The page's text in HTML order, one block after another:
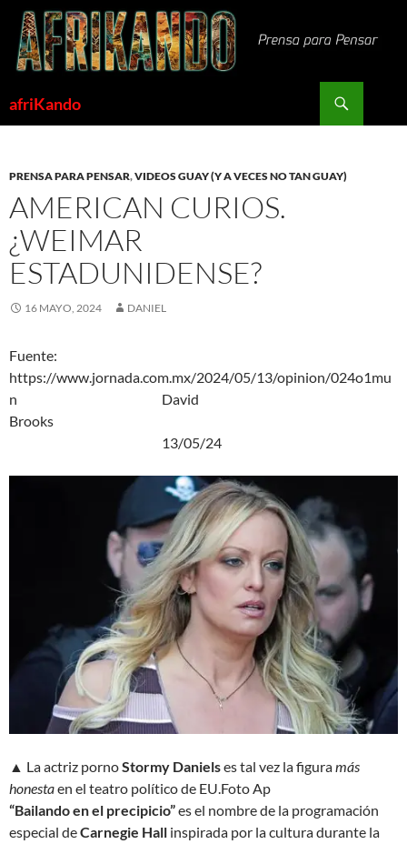
Saltar
contenido
afriKando
PRENSA PARA PENSAR,VIDEOS GUAY (Y A VECES NO TAN GUAY)
AMERICAN CURIOS.
¿WEIMAR
ESTADUNIDENSE?
16 MAYO, 2024 DANIEL
Fuente:
https://www.jornada.com.mx/2024/05/13/opinion/024o1mu
n David
Brooks
13/05/24
▲ La actriz pornoStormy Danielses tal vez la figuramás
honestaen el teatro político de EU.Foto Ap
“Bailando en el precipicio”es el nombre de la programación
especial deCarnegie Hall inspirada por la cultura durante la